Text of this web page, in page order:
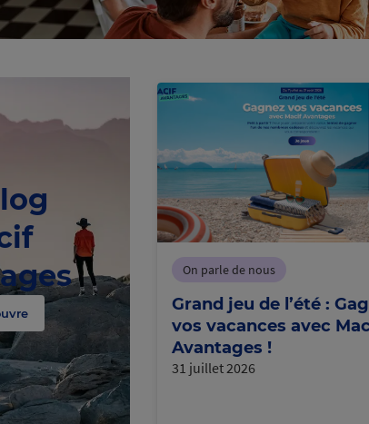
On parle de nous
Grand jeu de l’été :
vos vacances avec
Avantages !
31 juillet 2026